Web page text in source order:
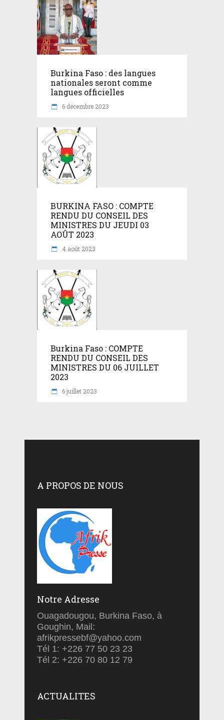
Burkina Faso : des langues
nationales seront comme
langues officielles
6 décembre 2023
BURKINA FASO : COMPTE
RENDU DU CONSEIL DES
MINISTRES DU JEUDI 03
AOÛT 2023
4 août 2023
Burkina Faso : COMPTE
RENDU DU CONSEIL DES
MINISTRES DU 06 JUILLET
2023
6 juillet 2023
A PROPOS DE NOUS
Notre Adresse
Ouagadougou, Burkina Faso, à
Goughin, Mail:
afrikpressebf@yahoo.com
Tél 1: +226 77 50 23 23
Tél 2: +226 70 80 12 79
ACTUALITES